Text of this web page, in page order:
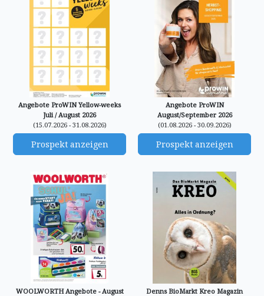
Angebote ProWIN Yellow-weeks
Juli / August 2026
(15.07.2026 - 31.08.2026)
Prospekt anzeigen
Angebote ProWIN
August/September 2026
(01.08.2026 - 30.09.2026)
Prospekt anzeigen
WOOLWORTH Angebote - August
Denns BioMarkt Kreo Magazin